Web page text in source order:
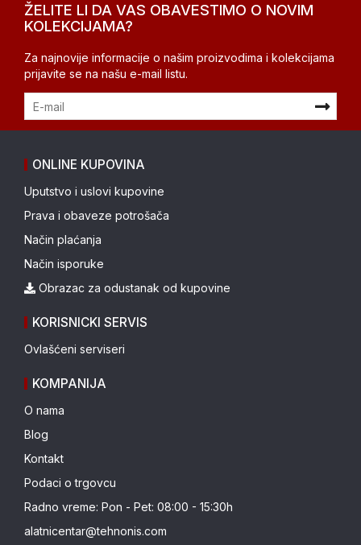
ŽELITE LI DA VAS OBAVESTIMO O NOVIM
KOLEKCIJAMA?
Za najnovije informacije o našim proizvodima i kolekcijama
prijavite se na našu e-mail listu.
ONLINE KUPOVINA
Uputstvo i uslovi kupovine
Prava i obaveze potrošača
Način plaćanja
Način isporuke
Obrazac za odustanak od kupovine
KORISNICKI SERVIS
Ovlašćeni serviseri
KOMPANIJA
O nama
Blog
Kontakt
Podaci o trgovcu
Radno vreme: Pon - Pet: 08:00 - 15:30h
alatnicentar@tehnonis.com